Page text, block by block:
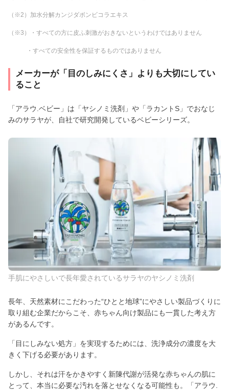
（※2）加水分解カンジダボンビコラエキス
（※3）・すべての方に皮ふ刺激がおきないというわけではありません
・すべての安全性を保証するものではありません
メーカーが「目のしみにくさ」よりも大切にしてい
ること
「アラウ.ベビー」は「ヤシノミ洗剤」や「ラカントS」でおなじ
みのサラヤが、自社で研究開発しているベビーシリーズ。
手肌にやさしいで長年愛されているサラヤのヤシノミ洗剤
長年、天然素材にこだわった“ひとと地球”にやさしい製品づくりに
取り組む企業だからこそ、赤ちゃん向け製品にも一貫した考え方
があるんです。
「目にしみない処方」を実現するためには、洗浄成分の濃度を大
きく下げる必要があります。
しかし、それは汗をかきやすく新陳代謝が活発な赤ちゃんの肌に
とって、本当に必要な汚れを落とせなくなる可能性も。「アラウ.